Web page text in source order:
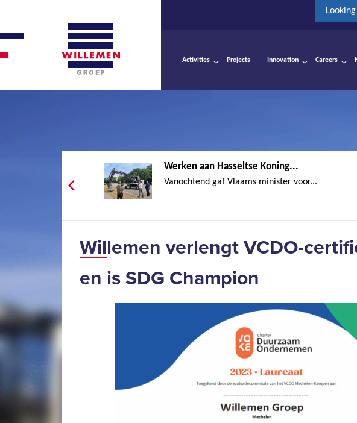
Activities Projects Innovation Careers
Werken aan Hasseltse Koning...
Vanochtend gaf Vlaams minister voor...
Willemen verlengt VCDO-
en is SDG Champion